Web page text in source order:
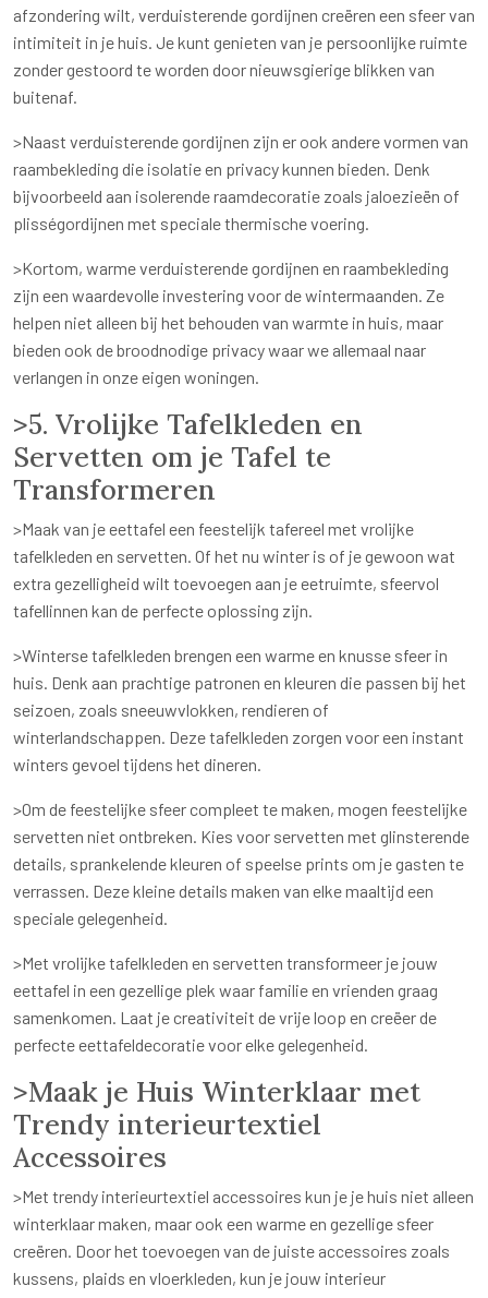
afzondering wilt, verduisterende gordijnen creëren een sfeer van
intimiteit in je huis. Je kunt genieten van je persoonlijke ruimte
zonder gestoord te worden door nieuwsgierige blikken van
buitenaf.
>Naast verduisterende gordijnen zijn er ook andere vormen van
raambekleding die isolatie en privacy kunnen bieden. Denk
bijvoorbeeld aan isolerende raamdecoratie zoals jaloezieën of
plisségordijnen met speciale thermische voering.
>Kortom, warme verduisterende gordijnen en raambekleding
zijn een waardevolle investering voor de wintermaanden. Ze
helpen niet alleen bij het behouden van warmte in huis, maar
bieden ook de broodnodige privacy waar we allemaal naar
verlangen in onze eigen woningen.
>5. Vrolijke Tafelkleden en
Servetten om je Tafel te
Transformeren
>Maak van je eettafel een feestelijk tafereel met vrolijke
tafelkleden en servetten. Of het nu winter is of je gewoon wat
extra gezelligheid wilt toevoegen aan je eetruimte, sfeervol
tafellinnen kan de perfecte oplossing zijn.
>Winterse tafelkleden brengen een warme en knusse sfeer in
huis. Denk aan prachtige patronen en kleuren die passen bij het
seizoen, zoals sneeuwvlokken, rendieren of
winterlandschappen. Deze tafelkleden zorgen voor een instant
winters gevoel tijdens het dineren.
>Om de feestelijke sfeer compleet te maken, mogen feestelijke
servetten niet ontbreken. Kies voor servetten met glinsterende
details, sprankelende kleuren of speelse prints om je gasten te
verrassen. Deze kleine details maken van elke maaltijd een
speciale gelegenheid.
>Met vrolijke tafelkleden en servetten transformeer je jouw
eettafel in een gezellige plek waar familie en vrienden graag
samenkomen. Laat je creativiteit de vrije loop en creëer de
perfecte eettafeldecoratie voor elke gelegenheid.
>Maak je Huis Winterklaar met
Trendy interieurtextiel
Accessoires
>Met trendy interieurtextiel accessoires kun je je huis niet alleen
winterklaar maken, maar ook een warme en gezellige sfeer
creëren. Door het toevoegen van de juiste accessoires zoals
kussens, plaids en vloerkleden, kun je jouw interieur